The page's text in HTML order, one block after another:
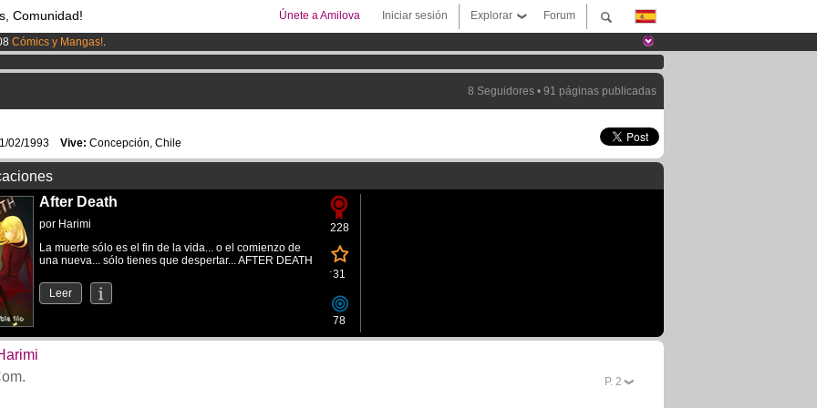
Comunidad! Forum
Explorar
Iniciar sesión
Únete a Amilova
Cómics y Mangas!.
al mes!Hazte Premium ya
lanzado!.
8 Seguidores • 91 páginas publicadas
02/1993 Vive: Concepción, Chile
228
31
78
After Death
por Harimi
La muerte sólo es el fin de la vida... o el comienzo de
una nueva... sólo tienes que despertar... AFTER DEATH
Leer
P. 2